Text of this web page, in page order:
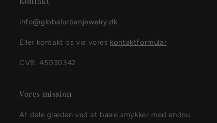
info@globalurbanjewelry.dk
Eller kontakt os via vores kontaktformular
CVR: 45030342
Vores mission
At dele glæden ved at bære smykker med endnu